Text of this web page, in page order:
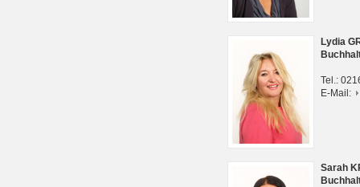
Lydia
Tel.:
E-Mail:
Sarah